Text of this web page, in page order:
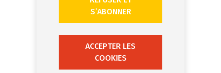
S’ABONNER
ACCEPTER LES
COOKIES